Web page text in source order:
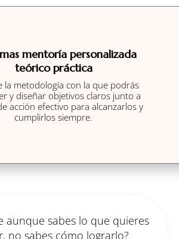
mentoría personalizada
teórico práctica​
la metodología con la que podrás
y diseñar objetivos claros junto a
acción efectivo para alcanzarlos y
cumplirlos siempre.
aunque sabes lo que quieres
no sabes cómo lograrlo?